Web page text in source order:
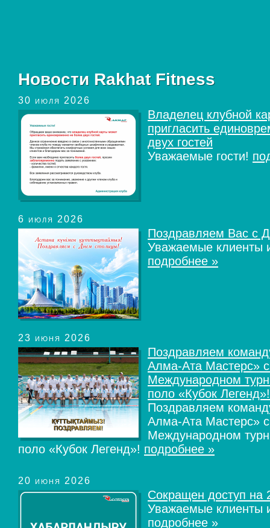
Новости Rakhat Fitness
30 июля 2026
Владелец клубной
пригласить
двух гостей
Уважаемые гости!
6 июля 2026
Поздравляем Вас с
Уважаемые клиенты
подробнее »
23 июня 2026
Поздравляем
Алма-Ата Мастерс»
Международном
поло «Кубок Легенд»!
Поздравляем
Алма-Ата Мастерс»
Международном
поло «Кубок Легенд»! подробнее »
20 июня 2026
Сокращен доступ на
Уважаемые клиенты
подробнее »